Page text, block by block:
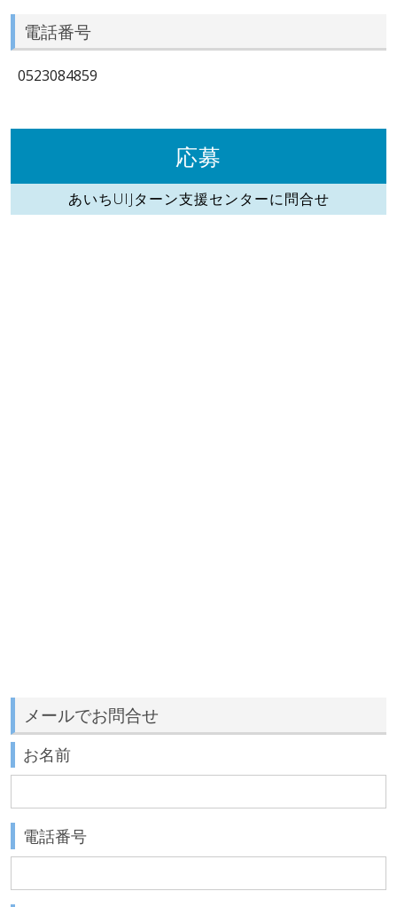
電話番号
0523084859
応募
あいちUIJターン支援センターに問合せ
メールでお問合せ
お名前
電話番号